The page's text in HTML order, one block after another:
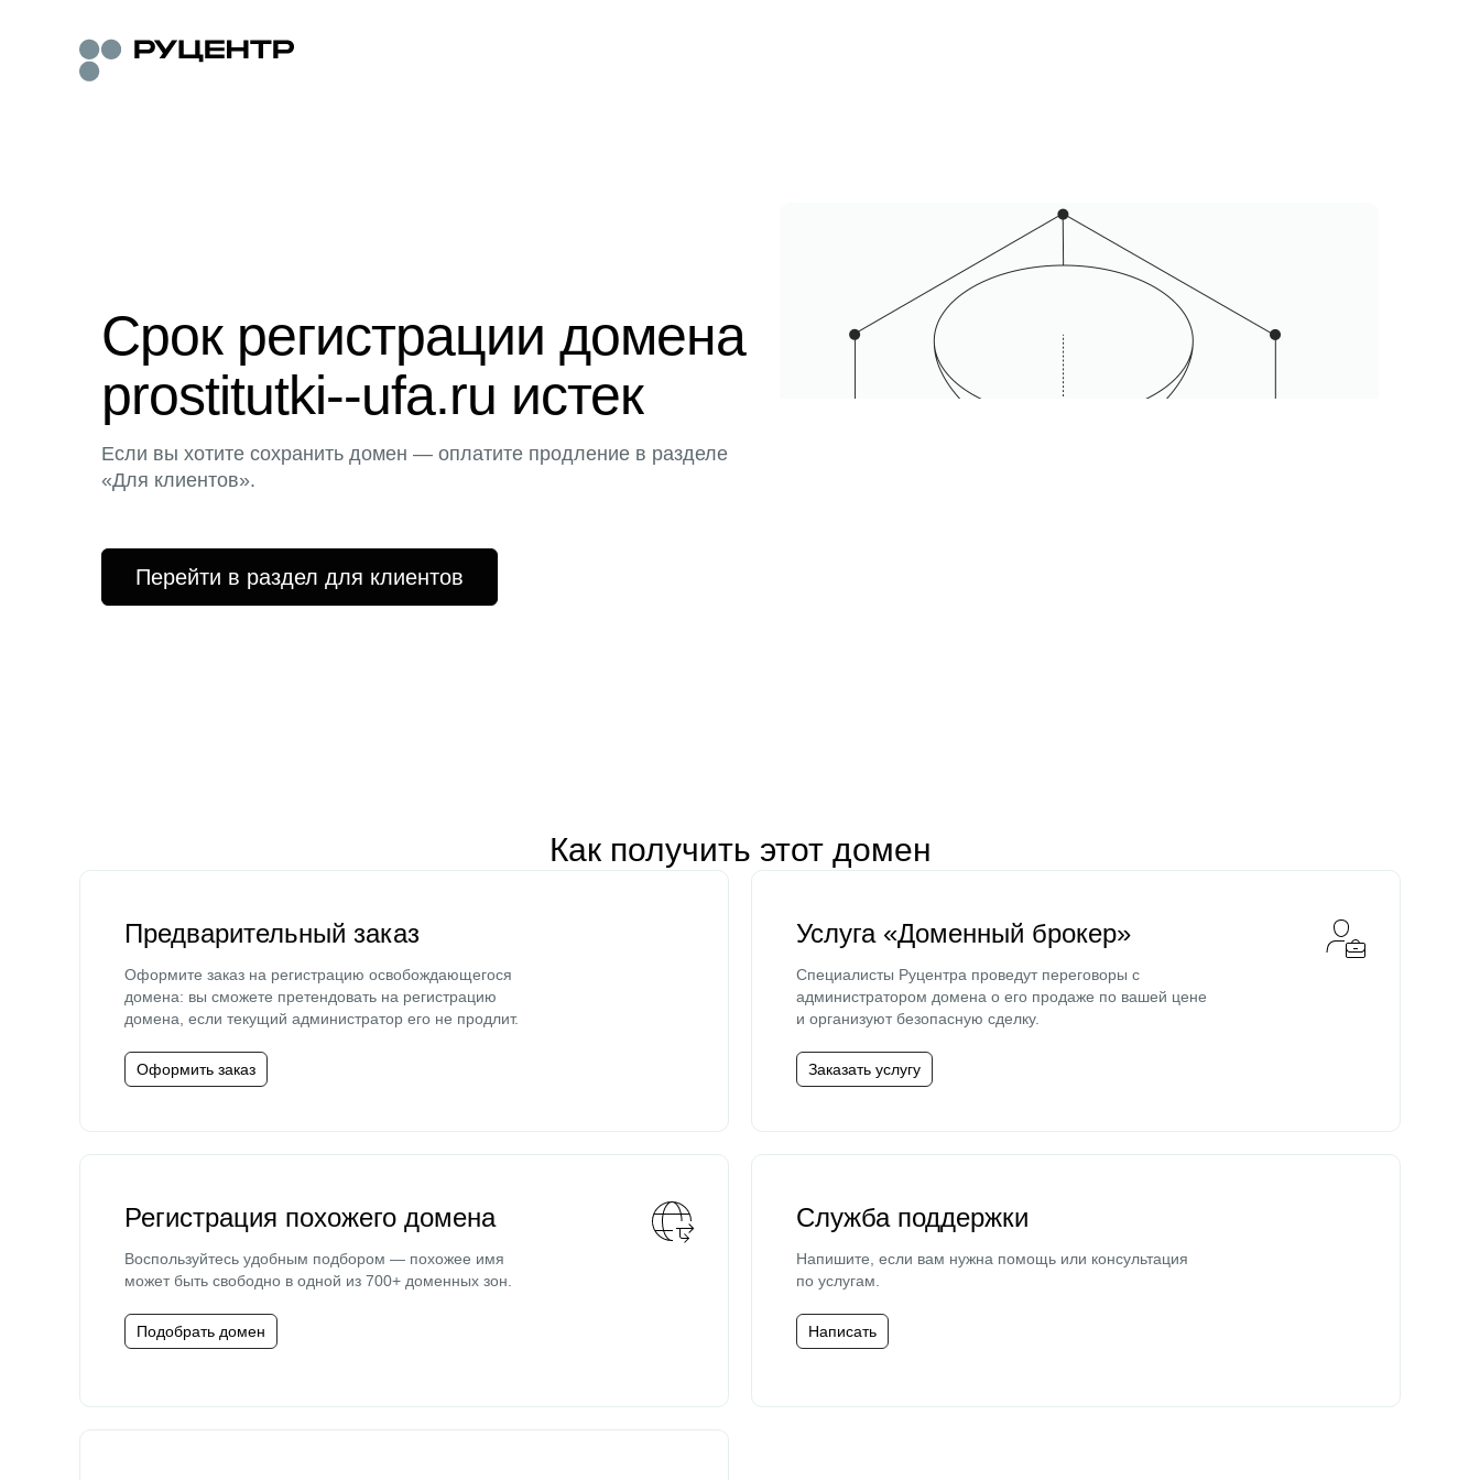
Срок регистрации домена
prostitutki--ufa.ru истек
Если вы хотите сохранить домен — оплатите продление в разделе
«Для клиентов».
Перейти в раздел для клиентов
Как получить этот домен
Предварительный заказ
Оформите заказ на регистрацию освобождающегося
домена: вы сможете претендовать на регистрацию
домена, если текущий администратор его не продлит.
Оформить заказ
Услуга «Доменный брокер»
Специалисты Руцентра проведут переговоры с
администратором домена о его продаже по вашей цене
и организуют безопасную сделку.
Заказать услугу
Регистрация похожего домена
Воспользуйтесь удобным подбором — похожее имя
может быть свободно в одной из 700+ доменных зон.
Подобрать домен
Служба поддержки
Напишите, если вам нужна помощь или консультация
по услугам.
Написать